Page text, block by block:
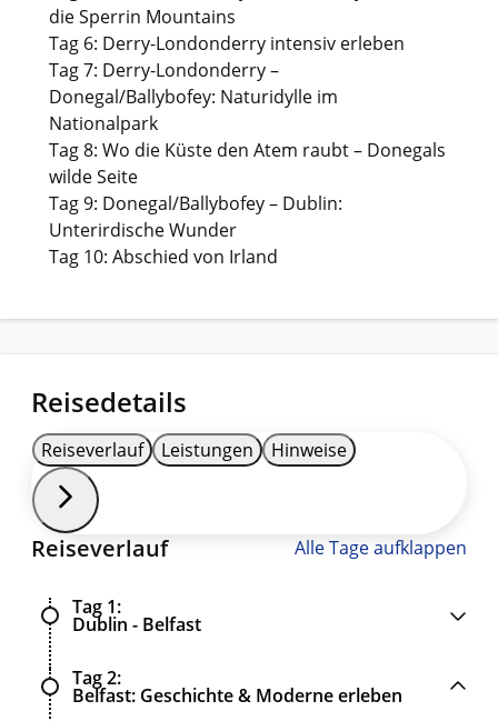
die Sperrin Mountains
Tag 6: Derry-Londonderry intensiv erleben
Tag 7: Derry-Londonderry –
Donegal/Ballybofey: Naturidylle im
Nationalpark
Tag 8: Wo die Küste den Atem raubt – Donegals
wilde Seite
Tag 9: Donegal/Ballybofey – Dublin:
Unterirdische Wunder
Tag 10: Abschied von Irland
Reisedetails
Reiseverlauf Leistungen Hinweise
Reiseverlauf Alle Tage aufklappen
Tag 1
Dublin - Belfast
Tag 2
Belfast: Geschichte & Moderne erleben